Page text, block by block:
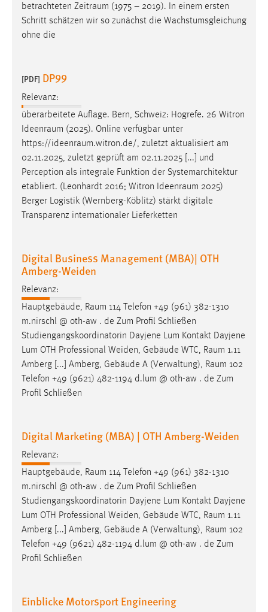
betrachteten Zeitraum (1975 – 2019). In einem ersten
Schritt schätzen wir so zunächst die Wachstumsgleichung
ohne die
[PDF] DP99
Relevanz:
überarbeitete Auflage. Bern, Schweiz: Hogrefe. 26 Witron
Ideenraum (2025). Online verfügbar unter
https://ideenraum.witron.de/, zuletzt aktualisiert am
02.11.2025, zuletzt geprüft am 02.11.2025 [...] und
Perception als integrale Funktion der Systemarchitektur
etabliert. (Leonhardt 2016; Witron
Ideenraum 2025)
Berger Logistik (Wernberg-Köblitz) stärkt digitale
Transparenz internationaler Lieferketten
Digital Business Management (MBA)| OTH
Amberg-Weiden
Relevanz:
Hauptgebäude, Raum 114 Telefon +49 (961) 382-1310
m.nirschl @ oth-aw . de Zum Profil Schließen
Studiengangskoordinatorin Dayjene Lum Kontakt Dayjene
Lum OTH Professional Weiden, Gebäude WTC, Raum 1.11
Amberg [...] Amberg, Gebäude A (Verwaltung), Raum 102
Telefon +49 (9621) 482-1194 d.lum @ oth-aw . de Zum
Profil Schließen
Digital Marketing (MBA) | OTH Amberg-Weiden
Relevanz:
Hauptgebäude, Raum 114 Telefon +49 (961) 382-1310
m.nirschl @ oth-aw . de Zum Profil Schließen
Studiengangskoordinatorin Dayjene Lum Kontakt Dayjene
Lum OTH Professional Weiden, Gebäude WTC, Raum 1.11
Amberg [...] Amberg, Gebäude A (Verwaltung), Raum 102
Telefon +49 (9621) 482-1194 d.lum @ oth-aw . de Zum
Profil Schließen
Einblicke Motorsport Engineering
Login
Zweck:
Dieser Cookie ist notwendig um sich an der Website
einloggen zu können.
Cookie Laufzeit:
24 Stunden
STATISTIK
Statistik Cookies erfassen Informationen anonym.
Matomo
Name:
_pk_ref, _pk_cvar, _pk_id, _pk_ses
Zugriffsstatistik
Cookie Laufzeit:
Max. 13 Monate
MARKETING
Marketing Cookies werden von Drittanbietern
verwendet, um personalisierte Werbung anzuzeigen.
Sie tun dies, indem sie Besucher über Websites
hinweg verfolgen.
Google Ads
Name:
_gcl_au